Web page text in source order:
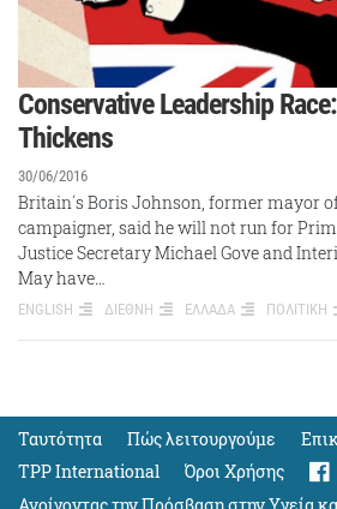
Conservative Leadership
Thickens
30/06/2016
Britain΄s Boris Johnson, former mayor
campaigner, said he will not run for
Justice Secretary Michael Gove and
May have…
ENGLISH ΔΙΕΘΝΗ ΕΛΛΑΔΑ ΠΟΛΙΤΙΚΗ
Ταυτότητα Πώς λειτουργούμε
TPP International
Όροι Χρήσης